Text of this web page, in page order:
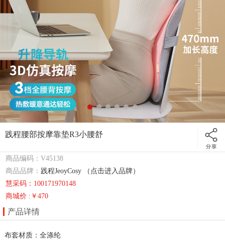
践程腰部按摩靠垫R3小腰舒
商品编码：V45138
商品品牌： 践程JeoyCosy （点击进入品牌）
慧采码：100171970148
商城价 :￥470
产品详情
布套材质：全涤纶